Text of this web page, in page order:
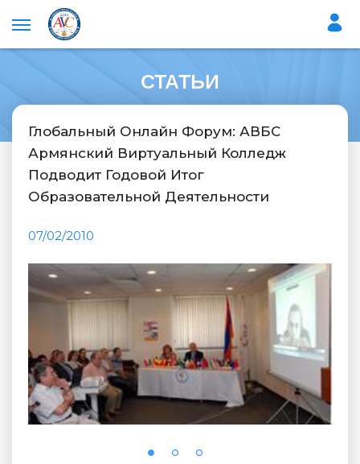
СТАТЬИ
Глобальный Онлайн Форум: АВБС
Армянский Виртуальный Колледж
Подводит Годовой Итог
Образовательной Деятельности
07/02/2010